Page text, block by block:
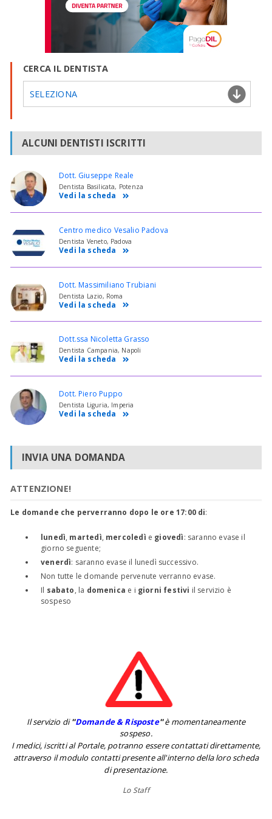
CERCA IL DENTISTA
SELEZIONA
ALCUNI DENTISTI ISCRITTI
Dott. Giuseppe Reale
Dentista Basilicata, Potenza
Vedi la scheda
Centro medico Vesalio Padova
Dentista Veneto, Padova
Vedi la scheda
Dott. Massimiliano Trubiani
Dentista Lazio, Roma
Vedi la scheda
Dott.ssa Nicoletta Grasso
Dentista Campania, Napoli
Vedi la scheda
Dott. Piero Puppo
Dentista Liguria, Imperia
Vedi la scheda
INVIA UNA DOMANDA
ATTENZIONE!
Le domande che perverranno dopo le ore 17:00 di:
lunedì, martedì, mercoledì e giovedì: saranno evase il
giorno seguente;
venerdì: saranno evase il lunedì successivo.
Non tutte le domande pervenute verranno evase.
Il sabato, la domenica e i giorni festivi il servizio è
sospeso
Il servizio di''Domande & Risposte''è momentaneamente
sospeso.
I medici, iscritti al Portale, potranno essere contattati direttamente,
attraverso il modulo contatti presente all'interno della loro scheda
di presentazione.
Lo Staff